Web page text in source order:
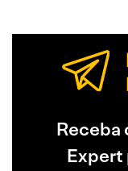
Receba
Expert